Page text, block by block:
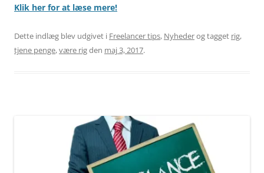
Klik her for at læse mere!
Dette indlæg blev udgivet i Freelancer tips, Nyhederog tagget rig,
tjene penge,være rigden maj 3, 2017.